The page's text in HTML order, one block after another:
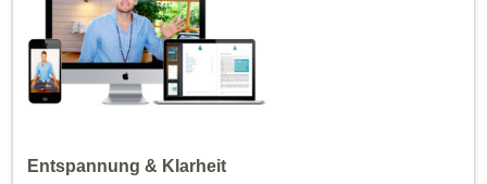
Entspannung & Klarheit